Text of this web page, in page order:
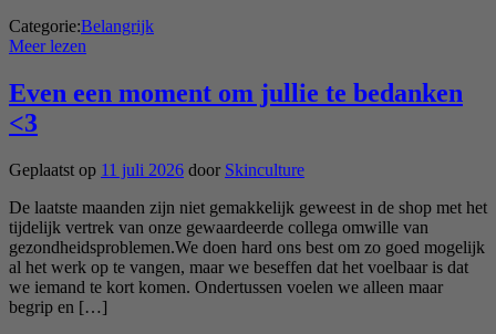
Categorie:Belangrijk
Meer lezen
Even een moment om jullie te bedanken
<3
Geplaatst op 11 juli 2026 door Skinculture
De laatste maanden zijn niet gemakkelijk geweest in de shop met het
tijdelijk vertrek van onze gewaardeerde collega omwille van
gezondheidsproblemen.We doen hard ons best om zo goed mogelijk
al het werk op te vangen, maar we beseffen dat het voelbaar is dat
we iemand te kort komen. Ondertussen voelen we alleen maar
begrip en […]